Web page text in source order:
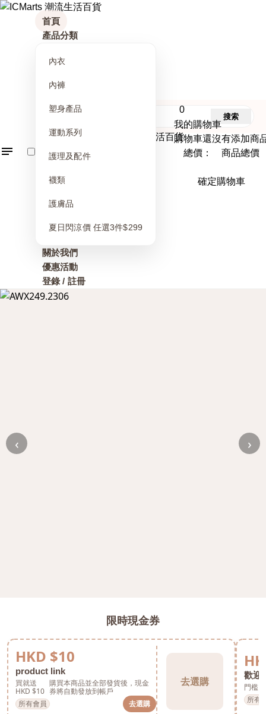
首頁
產品分類
內衣
內褲
塑身產品
運動系列
護理及配件
襪類
護膚品
夏日閃涼價 任選3件$299
關於我們
優惠活動
登錄 / 註冊
0
我的購物車
購物車還沒有添加商
總價： 商品總價
確定購物車
搜索
‹ ›
限時現金券
HKD $10
product link
買就送
HKD $10
購買本商品並全部發貨後，現金
券將自動發放到帳戶
所有會員
去選購
去選購
歡迎
門檻
所有